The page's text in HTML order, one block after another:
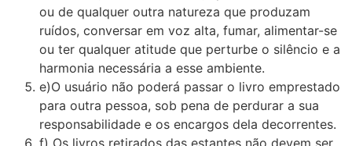
ou de qualquer outra natureza que produzam
ruídos, conversar em voz alta, fumar, alimentar-se
ou ter qualquer atitude que perturbe o silêncio e a
harmonia necessária a esse ambiente.
e)O usuário não poderá passar o livro emprestado
para outra pessoa, sob pena de perdurar a sua
responsabilidade e os encargos dela decorrentes.
f) Os livros retirados das estantes não devem ser